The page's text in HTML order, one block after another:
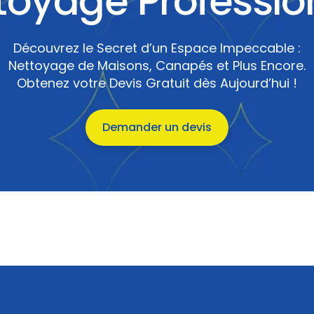
Découvrez le Secret d’un Espace Impeccable :
Nettoyage de Maisons, Canapés et Plus Encore.
Obtenez votre Devis Gratuit dès Aujourd’hui !
Demander un devis